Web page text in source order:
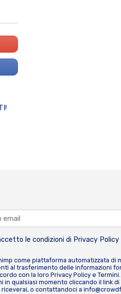
le condizioni di Privacy Policy
come piattaforma automatizzata di
al trasferimento delle informazioni
con la loro Privacy Policy e Termini
in qualsiasi momento cliccando il link
o contattandoci a